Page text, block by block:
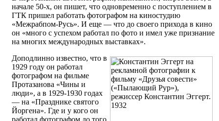
начале 50-х, он пишет, что одновременно с поступлением в
ГТК пришел работать фотографом на киностудию
«Межрабпом-Русь». И еще — что до своего прихода в кино
он «много с успехом работал по фото и имел уже признание
на многих международных выставках».
Доподлинно известно, что в
1929 году он работал
фотографом на фильме
Протазанова «Чины и
люди», а в 1929-1930 годах
— на «Празднике святого
Йоргена». Где и у кого он